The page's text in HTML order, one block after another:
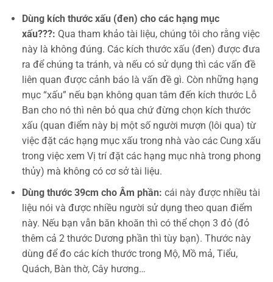
Dùng kích thước xấu (đen) cho các hạng mục
xấu???: Qua tham khảo tài liệu, chúng tôi cho rằng việc
này là không đúng. Các kích thước xấu (đen) được đưa
ra để chúng ta tránh, và nếu có sử dụng thì các vấn đề
liên quan được cảnh báo là vấn đề gì. Còn những hạng
mục “xấu” nếu bạn không quan tâm đến kích thước Lỗ
Ban cho nó thì nên bỏ qua chứ đừng chọn kích thước
xấu (quan điểm này bị một số người mượn (lôi qua) từ
việc đặt các hạng mục xấu trong nhà vào các Cung xấu
trong việc xem Vị trí đặt các hạng mục nhà trong phong
thủy) mà không có cơ sở tài liệu.
Dùng thước 39cm cho Âm phần: cái này được nhiều tài
liệu nói và được nhiều người sử dụng theo quan điểm
này. Nếu bạn vẫn băn khoăn thì có thể chọn 3 đỏ (đỏ
thêm cả 2 thước Dương phần thì tùy bạn). Thước này
dùng để đo các kích thước trong Mộ, Mồ mả, Tiểu,
Quách, Bàn thờ, Cây hương…